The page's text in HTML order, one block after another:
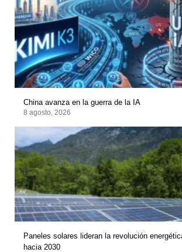
China avanza en la guerra de la IA
8 agosto, 2026
Paneles solares lideran la revolución
hacia 2030